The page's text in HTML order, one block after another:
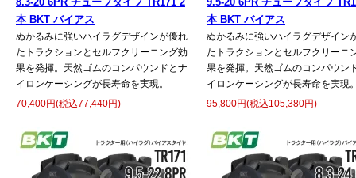
本 BKT バイアス
ぬかるみに強いハイラグデザインが優れ
たトラクションとセルフクリーニング効
果を発揮。天然ゴムのコンパウンドとナ
イロンケーシングが長寿命を実現。
70,400円(税込77,440円)
本 BKT バイアス
ぬかるみに強いハイラグデザイン
たトラクションとセルフクリーニ
果を発揮。天然ゴムのコンパウン
イロンケーシングが長寿命を実現
95,800円(税込105,380円)